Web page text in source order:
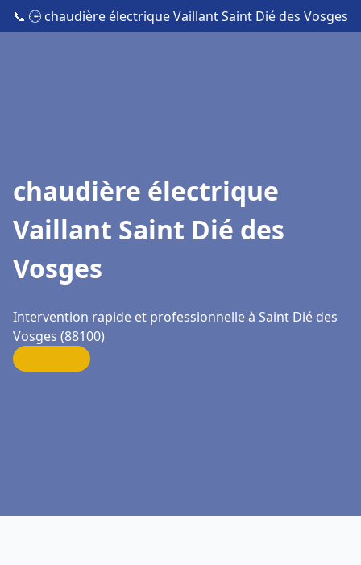
📞 🕒 chaudière électrique Vaillant Saint Dié des Vosges
chaudière électrique
Vaillant Saint Dié des
Vosges
Intervention rapide et professionnelle à Saint Dié des
Vosges (88100)